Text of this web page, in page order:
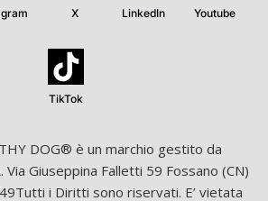
X LinkedIn Youtube
TikTok
DOG® è un marchio gestito da
Via Giuseppina Falletti 59 Fossano (CN)
i Diritti sono riservati. E’ vietata